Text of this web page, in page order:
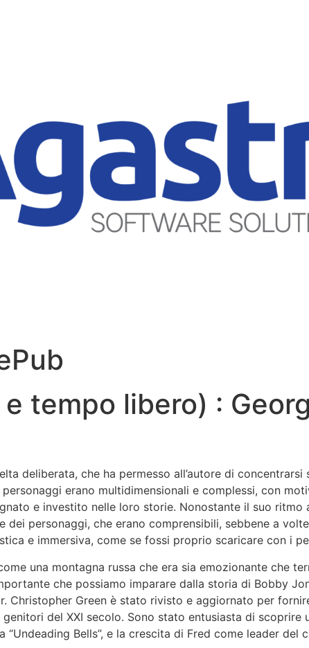
tempo libero) : Georg
deliberata, che ha permesso all’autore di concentrarsi
erano multidimensionali e complessi, con
e investito nelle loro storie. Nonostante il suo
personaggi, che erano comprensibili, sebbene a
e immersiva, come se fossi proprio scaricare con i
una montagna russa che era sia emozionante che
che possiamo imparare dalla storia di Bobby
Christopher Green è stato rivisto e aggiornato per
del XXI secolo. Sono stato entusiasta di scoprire
Bells”, e la crescita di Fred come leader del